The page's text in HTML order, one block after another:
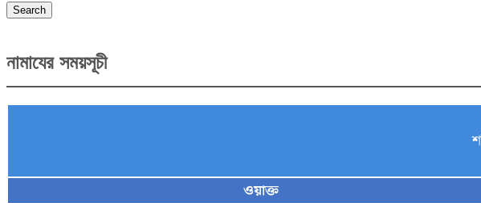
Search
নামাযের সময়সূচী
ওয়াক্ত